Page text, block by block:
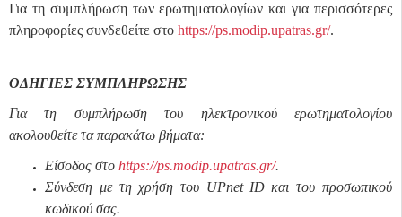
Για τη συμπλήρωση των ερωτηματολογίων και για περισσότερες
πληροφορίες συνδεθείτε στο https://ps.modip.upatras.gr/.
ΟΔΗΓΙΕΣ ΣΥΜΠΛΗΡΩΣΗΣ
Για τη συμπλήρωση του ηλεκτρονικού ερωτηματολογίου
ακολουθείτε τα παρακάτω βήματα:
Είσοδος στο https://ps.modip.upatras.gr/.
Σύνδεση με τη χρήση του UPnet IDκαι του προσωπικού
κωδικού σας.